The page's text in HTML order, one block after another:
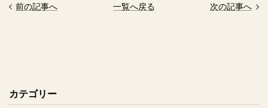
前の記事へ 一覧へ戻る 次の記事へ
カテゴリー